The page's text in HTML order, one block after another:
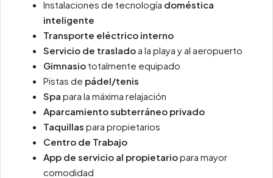
Instalaciones de tecnología doméstica
inteligente
Transporte eléctrico interno
Servicio de trasladoa la playa y al aeropuerto
Gimnasio totalmente equipado
Pistas de pádel/tenis
Spa para la máxima relajación
Aparcamiento subterráneo privado
Taquillas para propietarios
Centro de Trabajo
App de servicio al propietariopara mayor
comodidad